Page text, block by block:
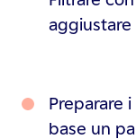
aggiustare
Preparare
base un